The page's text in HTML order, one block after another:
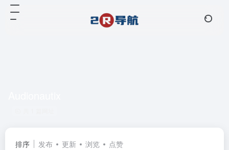
排序 发布 更新 浏览 点赞